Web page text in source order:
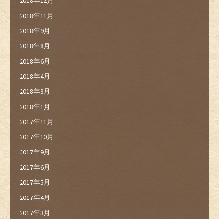
2018年11月
2018年9月
2018年8月
2018年6月
2018年4月
2018年3月
2018年1月
2017年11月
2017年10月
2017年9月
2017年6月
2017年5月
2017年4月
2017年3月